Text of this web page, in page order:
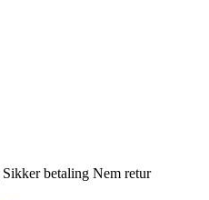
Sikker betaling Nem retur